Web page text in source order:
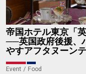
帝国ホテル東京「
──英国政府後援、
やすアフタヌーン
Event Food